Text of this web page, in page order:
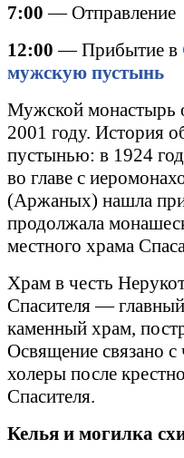
7:00 — Отправление
12:00 — Прибытие в
мужскую пустынь
Мужской монастырь
2001 году. История
пустынью: в 1924
во главе с
(Аржаных) нашла
продолжала
местного храма
Храм в честь
Спасителя —
каменный храм,
Освящение связано
холеры после
Спасителя.
Келья и могилка